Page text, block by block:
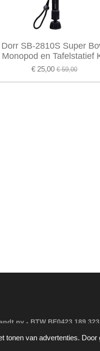
van advertenties.
Dorr SB-2810S Super
Monopod en Tafelstatief
€ 25,00 € 59,00
nv - BTW